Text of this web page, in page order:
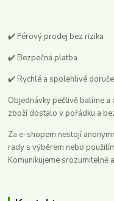
✔️ Férový prodej bez rizika
✔️ Bezpečná platba
✔️ Rychlé a spolehlivé
Objednávky pečlivě balíme a
zboží dostalo v pořádku a
Za e-shopem nestojí
rady s výběrem nebo
Komunikujeme srozumitelně